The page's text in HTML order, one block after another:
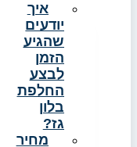
איך
יודעים
שהגיע
הזמן
לבצע
החלפת
בלון
גז?
מחיר